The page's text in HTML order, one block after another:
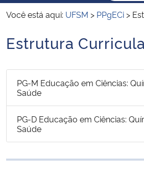
Ministério das Relações Exteriores
Ministério da Economia
Ministério da Agricultura, Pecuária e
Ministério da Educação
Você está aqui: UFSM > PPgECi >
Início do conteúdo
Estrutura
PG-M Educação em Ciências:
Saúde
PG-D Educação em Ciências:
Saúde